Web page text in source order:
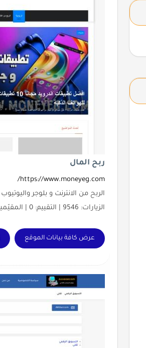
ربح المال
https://www.moneyeg.com/
الربح من الانترنت و بلوجر واليوتيوب
الزيارات: 9546 | التقييم: 0 | المقيّمين: 0 | الدولة:
عرض كافة بيانات الموقع